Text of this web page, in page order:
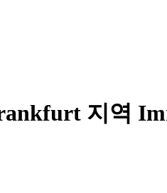
지역